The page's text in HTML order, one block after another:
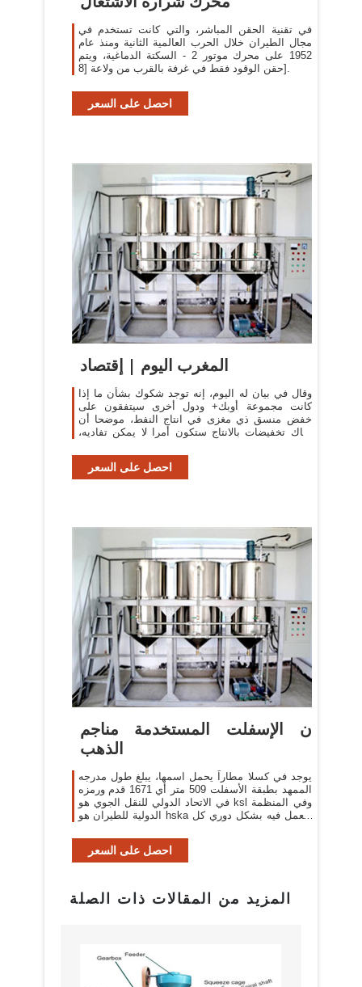
في تقنية الحقن المباشر، والتي كانت تستخدم في
مجال الطيران خلال الحرب العالمية الثانية ومنذ عام
1952 على محرك موتور 2 - السكتة الدماغية، ويتم
حقن الوقود فقط في غرفة بالقرب من ولاعة [8].
احصل على السعر
المغرب اليوم | إقتصاد
وقال في بيان له اليوم، إنه توجد شكوك بشأن ما إذا
كانت مجموعة أوبك+ ودول أخرى سيتفقون على
خفض منسق ذي مغزى في انتاج النفط، موضحا أن
هناك تخفيضات بالانتاج ستكون أمرا لا يمكن تفاديه،
احصل على السعر
ن الإسفلت المستخدمة مناجم
الذهب
يوجد في كسلا مطاراً يحمل اسمها، يبلغ طول مدرجه
الممهد بطبقة الأسفلت 509 متر أي 1671 قدم ورمزه
في الاتحاد الدولي للنقل الجوي هو ksl وفي المنظمة
الدولية للطيران هو hska وتعمل فيه بشكل دوري كل
احصل على السعر
المزيد من المقالات ذات الصلة